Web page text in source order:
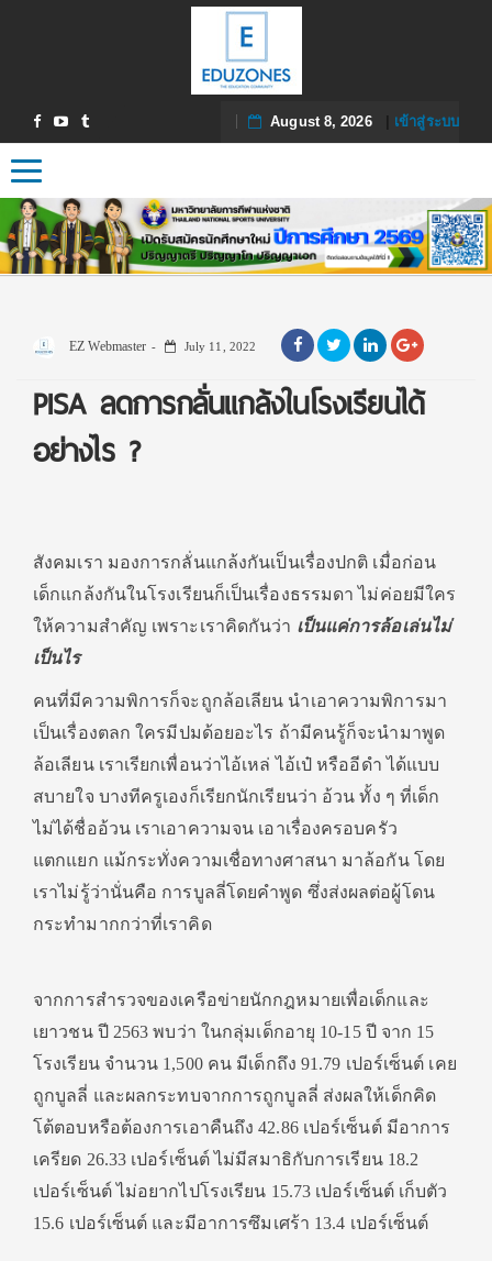
August 8, 2026| เข้าสู่ระบบ
Toggle navigation
EZ Webmaster July 11, 2022
PISA ลดการกลั่นแกล้งในโรงเรียนได้
อย่างไร ?
สังคมเรา มองการกลั่นแกล้งกันเป็นเรื่องปกติ เมื่อก่อน
เด็กแกล้งกันในโรงเรียนก็เป็นเรื่องธรรมดา ไม่ค่อยมีใคร
ให้ความสำคัญ เพราะเราคิดกันว่า เป็นแค่การล้อเล่นไม่
เป็นไร
คนที่มีความพิการก็จะถูกล้อเลียน นำเอาความพิการมา
เป็นเรื่องตลก ใครมีปมด้อยอะไร ถ้ามีคนรู้ก็จะนำมาพูด
ล้อเลียน เราเรียกเพื่อนว่าไอ้เหล่ ไอ้เป๋ หรืออีดำ ได้แบบ
สบายใจ บางทีครูเองก็เรียกนักเรียนว่า อ้วน ทั้ง ๆ ที่เด็ก
ไม่ได้ชื่ออ้วน เราเอาความจน เอาเรื่องครอบครัว
แตกแยก แม้กระทั่งความเชื่อทางศาสนา มาล้อกัน โดย
เราไม่รู้ว่านั่นคือ การบูลลี่โดยคำพูด ซึ่งส่งผลต่อผู้โดน
กระทำมากกว่าที่เราคิด
จากการสำรวจของเครือข่ายนักกฎหมายเพื่อเด็กและ
เยาวชน ปี 2563 พบว่า ในกลุ่มเด็กอายุ 10-15 ปี จาก 15
โรงเรียน จำนวน 1,500 คน มีเด็กถึง 91.79 เปอร์เซ็นต์ เคย
ถูกบูลลี่ และผลกระทบจากการถูกบูลลี่ ส่งผลให้เด็กคิด
โต้ตอบหรือต้องการเอาคืนถึง 42.86 เปอร์เซ็นต์ มีอาการ
เครียด 26.33 เปอร์เซ็นต์ ไม่มีสมาธิกับการเรียน 18.2
เปอร์เซ็นต์ ไม่อยากไปโรงเรียน 15.73 เปอร์เซ็นต์ เก็บตัว
15.6 เปอร์เซ็นต์ และมีอาการซึมเศร้า 13.4 เปอร์เซ็นต์